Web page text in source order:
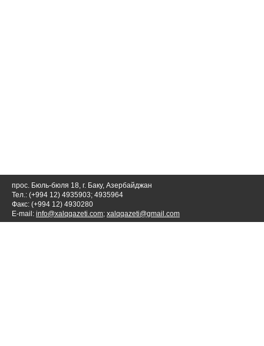
прос. Бюль-бюля 18, г. Баку, Азербайджан
Тел.: (+994 12) 4935903; 4935964
Факс: (+994 12) 4930280
E-mail: info@xalqqazeti.com; xalqqazeti@gmail.com